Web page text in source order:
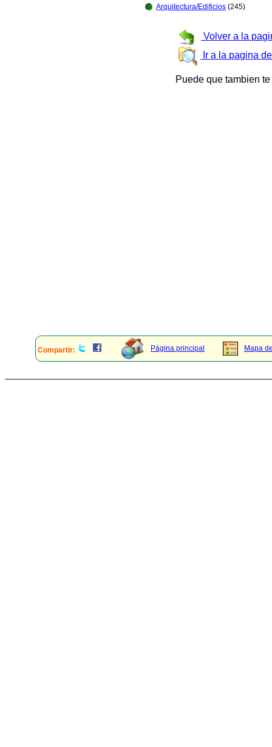
Arquitectura/Edificios (245)
Volver a la
Ir a la pagina
Puede que tambien
Compartir: Página principal Mapa